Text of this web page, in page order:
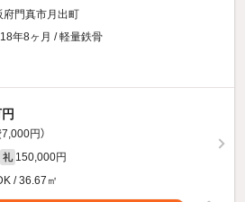
府門真市月出町
年8ヶ月 / 軽量鉄骨
7,000円）
礼 150,000円
/ 36.67㎡